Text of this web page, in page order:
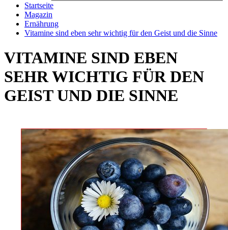
Startseite
Magazin
Ernährung
Vitamine sind eben sehr wichtig für den Geist und die Sinne
VITAMINE SIND EBEN
SEHR WICHTIG FÜR DEN
GEIST UND DIE SINNE